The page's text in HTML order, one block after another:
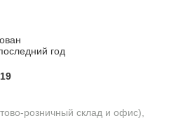
год
розничный склад и офис),